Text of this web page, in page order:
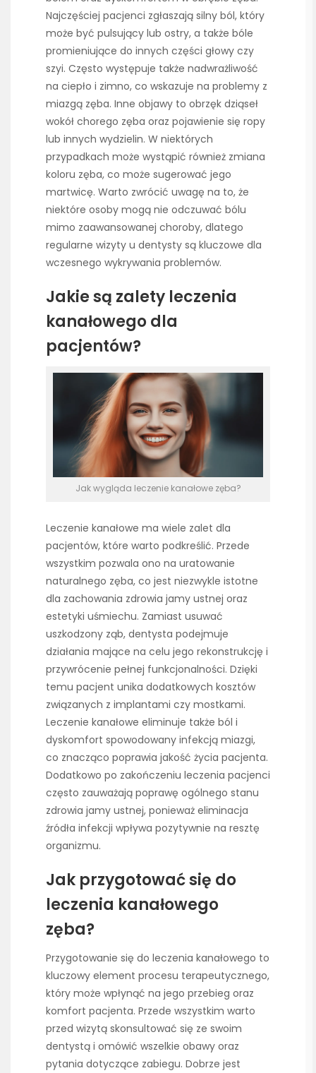
Najczęściej pacjenci zgłaszają silny ból, który
może być pulsujący lub ostry, a także bóle
promieniujące do innych części głowy czy
szyi. Często występuje także nadwrażliwość
na ciepło i zimno, co wskazuje na problemy z
miazgą zęba. Inne objawy to obrzęk dziąseł
wokół chorego zęba oraz pojawienie się ropy
lub innych wydzielin. W niektórych
przypadkach może wystąpić również zmiana
koloru zęba, co może sugerować jego
martwicę. Warto zwrócić uwagę na to, że
niektóre osoby mogą nie odczuwać bólu
mimo zaawansowanej choroby, dlatego
regularne wizyty u dentysty są kluczowe dla
wczesnego wykrywania problemów.
Jakie są zalety leczenia
kanałowego dla
pacjentów?
Jak wygląda leczenie kanałowe zęba?
Leczenie kanałowe ma wiele zalet dla
pacjentów, które warto podkreślić. Przede
wszystkim pozwala ono na uratowanie
naturalnego zęba, co jest niezwykle istotne
dla zachowania zdrowia jamy ustnej oraz
estetyki uśmiechu. Zamiast usuwać
uszkodzony ząb, dentysta podejmuje
działania mające na celu jego rekonstrukcję i
przywrócenie pełnej funkcjonalności. Dzięki
temu pacjent unika dodatkowych kosztów
związanych z implantami czy mostkami.
Leczenie kanałowe eliminuje także ból i
dyskomfort spowodowany infekcją miazgi,
co znacząco poprawia jakość życia pacjenta.
Dodatkowo po zakończeniu leczenia pacjenci
często zauważają poprawę ogólnego stanu
zdrowia jamy ustnej, ponieważ eliminacja
źródła infekcji wpływa pozytywnie na resztę
organizmu.
Jak przygotować się do
leczenia kanałowego
zęba?
Przygotowanie się do leczenia kanałowego to
kluczowy element procesu terapeutycznego,
który może wpłynąć na jego przebieg oraz
komfort pacjenta. Przede wszystkim warto
przed wizytą skonsultować się ze swoim
dentystą i omówić wszelkie obawy oraz
pytania dotyczące zabiegu. Dobrze jest